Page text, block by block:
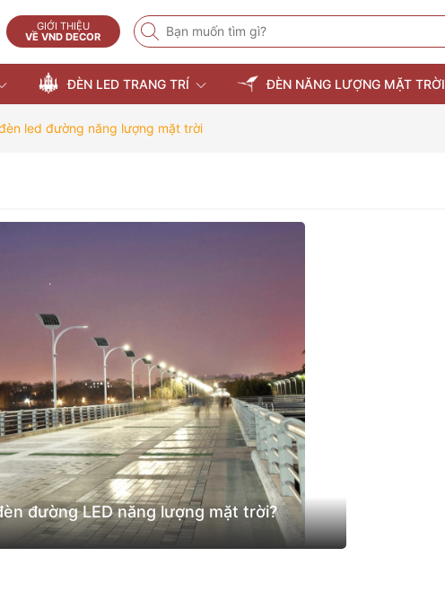
GIỚI THIỆU
VỀ VND DECOR
ĐÈN LED TRANG TRÍ ĐÈN NĂNG LƯỢNG MẶT TRỜI
led đường năng lượng mặt trời
đường LED năng lượng mặt trời?